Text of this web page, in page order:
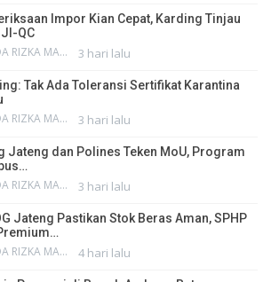
Impor Kian Cepat, Karding Tinjau
QC
NANDA RIZKA MAHENDRA 3 hari lalu
Tak Ada Toleransi Sertifikat Karantina
NANDA RIZKA MAHENDRA 3 hari lalu
Jateng dan Polines Teken MoU, Program
NANDA RIZKA MAHENDRA 3 hari lalu
Jateng Pastikan Stok Beras Aman, SPHP
NANDA RIZKA MAHENDRA 4 hari lalu